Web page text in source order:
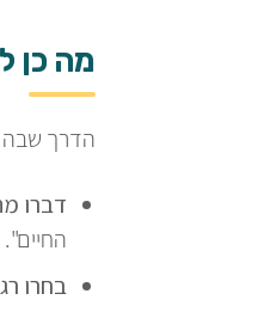
מה כן
הדרך שבה
דברו
בחרו